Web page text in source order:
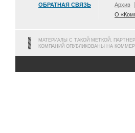
ОБРАТНАЯ СВЯЗЬ Архив
О
МАТЕРИАЛЫ С ТАКОЙ МЕТКОЙ,
КОМПАНИЙ ОПУБЛИКОВАНЫ НА